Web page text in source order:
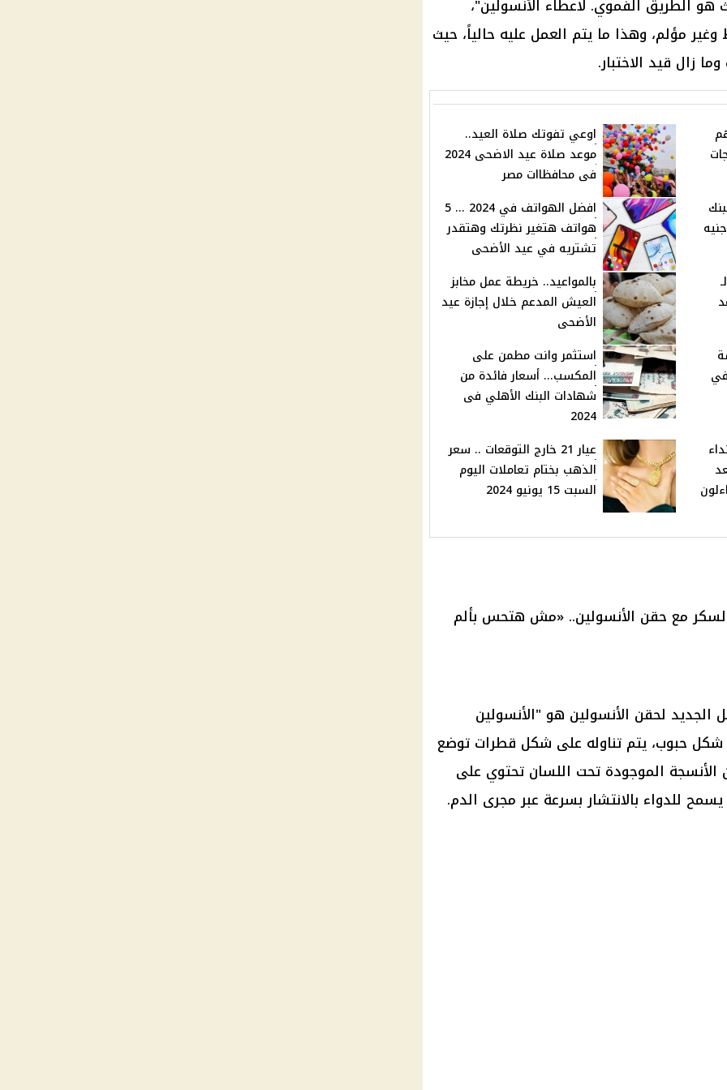
هو الطريق الفموي. لاعطاء الأنسولين"،
مؤلم، وهذا ما يتم العمل عليه حالياً، حيث
زال قيد الاختبار.
اوعي تفوتك صلاة العيد..
موعد صلاة عيد الاضحى 2024
فى محافظاات مصر
البنك
الف جنيه
افضل الهواتف في 2024 ... 5
هواتف هتغير نظرتك وهتقدر
تشتريه في عيد الأضحى
بالمواعيد.. خريطة عمل مخابز
العيش المدعم خلال إجازة عيد
الأضحى
في
استثمر وانت مطمن على
المكسب... أسعار فائدة من
شهادات البنك الأهلي فى
2024
عيار 21 خارج التوقعات .. سعر
الذهب بختام تعاملات اليوم
السبت 15 يونيو 2024
الجديد لحقن الأنسولين هو "الأنسولين
شكل حبوب، يتم تناوله على شكل قطرات توضع
الموجودة تحت اللسان تحتوي على
للدواء بالانتشار بسرعة عبر مجرى الدم.